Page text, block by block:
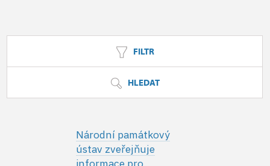
FILTR
HLEDAT
Národní památkový
ústav zveřejňuje